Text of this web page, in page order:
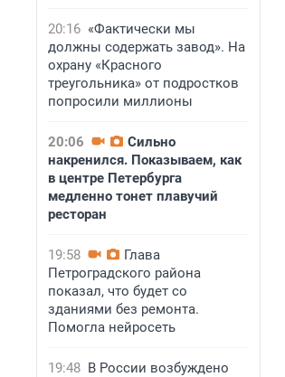
20:16 «Фактически мы
должны содержать завод». На
охрану «Красного
треугольника» от подростков
попросили миллионы
20:06
Сильно
накренился. Показываем, как
в центре Петербурга
медленно тонет плавучий
ресторан
19:58
Глава
Петроградского района
показал, что будет со
зданиями без ремонта.
Помогла нейросеть
19:48 В России возбуждено